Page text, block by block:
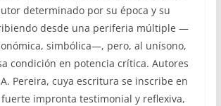
determinado por su época y su
desde una periferia múltiple —
simbólica—, pero, al unísono,
condición en potencia crítica. Autores
Pereira, cuya escritura se inscribe en
impronta testimonial y reflexiva,